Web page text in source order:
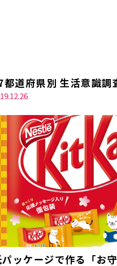
都道府県別 生活意識調
パッケージで作る「お